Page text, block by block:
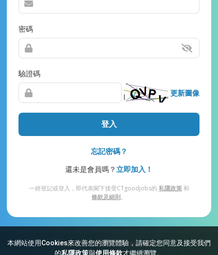
本網站使用Cookies來改善您的瀏覽體驗，請確定您同意及接受我們
的私隱政策與使用條款才繼續瀏覽。
密碼
驗證碼
更新圖像
登入
忘記密碼？
還未是會員嗎？ 立即加入！
一經登記或登入，即代表閣下接受CTgoodjobs的 私隱政策和
條款及細則。
網站索引 常見問題 私隱 條款及細則